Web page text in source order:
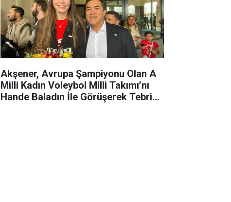
Akşener, Avrupa Şampiyonu Olan A
Milli Kadın Voleybol Milli Takımı’nı
Hande Baladın İle Görüşerek Tebrik